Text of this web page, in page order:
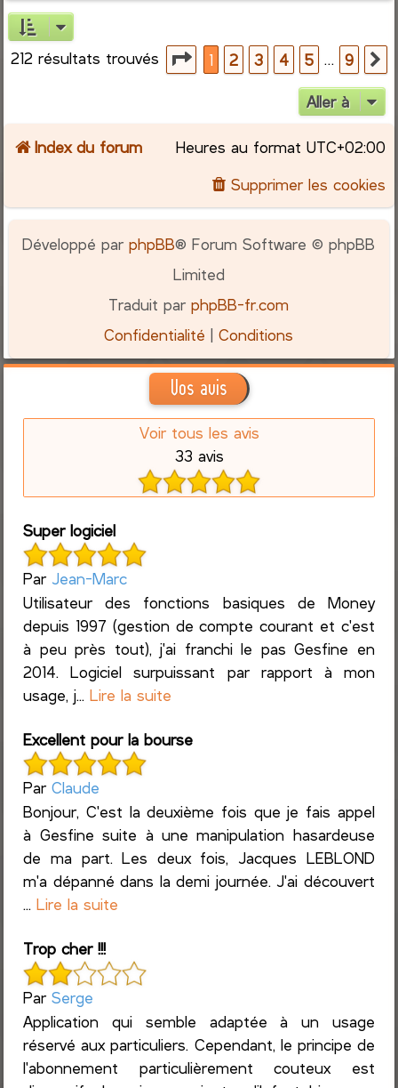
212 résultats trouvés Page1sur
1 2 3 4 5 … 9
Aller à
Index du forum Heures au format UTC+02:00
Supprimer les cookies
Développé parphpBB® Forum Software © phpBB
Limited
Traduit parphpBB-fr.com
Confidentialité |Conditions
Vos avis
Voir tous les avis
33 avis
Super logiciel
Par Jean-Marc
Utilisateur des fonctions basiques de Money
depuis 1997 (gestion de compte courant et c'est
à peu près tout), j'ai franchi le pas Gesfine en
2014. Logiciel surpuissant par rapport à mon
usage, j...Lire la suite
Excellent pour la bourse
ParClaude
Bonjour, C'est la deuxième fois que je fais appel
à Gesfine suite à une manipulation hasardeuse
de ma part. Les deux fois, Jacques LEBLOND
m'a dépanné dans la demi journée. J'ai découvert
...Lire la suite
Trop cher !!!
ParSerge
Application qui semble adaptée à un usage
réservé aux particuliers. Cependant, le principe de
l'abonnement particulièrement couteux est